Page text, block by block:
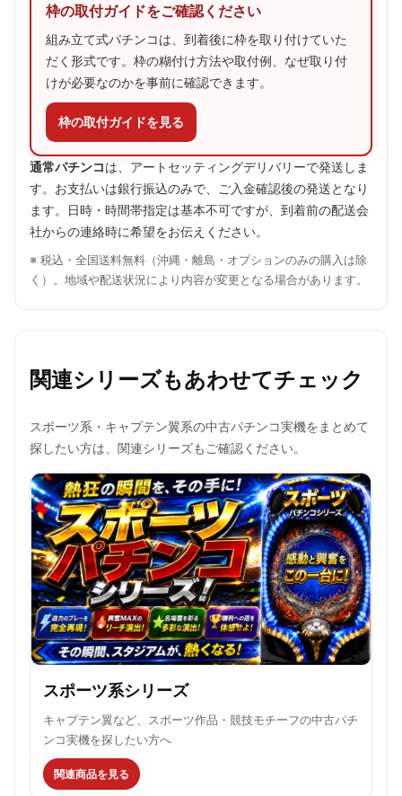
枠の取付ガイドをご確認ください
組み立て式パチンコは、到着後に枠を取り付けていた
だく形式です。枠の糊付け方法や取付例、なぜ取り付
けが必要なのかを事前に確認できます。
枠の取付ガイドを見る
通常パチンコは、アートセッティングデリバリーで発送しま
す。お支払いは銀行振込のみで、ご入金確認後の発送となり
ます。日時・時間帯指定は基本不可ですが、到着前の配送会
社からの連絡時に希望をお伝えください。
※ 税込・全国送料無料（沖縄・離島・オプションのみの購入は除
く）。地域や配送状況により内容が変更となる場合があります。
関連シリーズもあわせてチェック
スポーツ系・キャプテン翼系の中古パチンコ実機をまとめて
探したい方は、関連シリーズもご確認ください。
スポーツ系シリーズ
キャプテン翼など、スポーツ作品・競技モチーフの中古パチ
ンコ実機を探したい方へ
関連商品を見る